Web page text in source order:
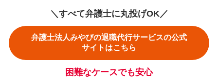
＼すべて弁護士に丸投げOK／
弁護士法人みやびの退職代行サービスの公式
サイトはこちら
困難なケースでも安心